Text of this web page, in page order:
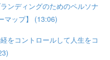
ンディングのためのペルソナ
マップ】 (13:06)
をコントロールして人生をコ